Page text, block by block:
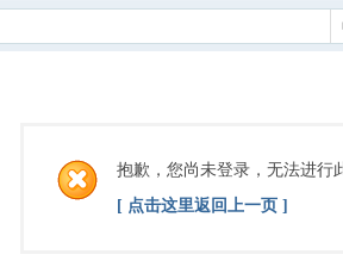
抱歉，您尚未登录，无法进行
[ 点击这里返回上一页 ]